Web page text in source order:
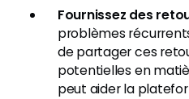
Fournissez des
problèmes
de partager ces
potentielles en
peut aider la